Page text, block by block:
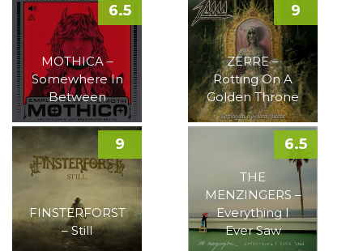
MOTHICA –
Somewhere In
Between
6.5
ZERRE –
Rotting On A
Golden Throne
9
FINSTERFORST
– Still
9
THE
MENZINGERS –
Everything I
Ever Saw
6.5